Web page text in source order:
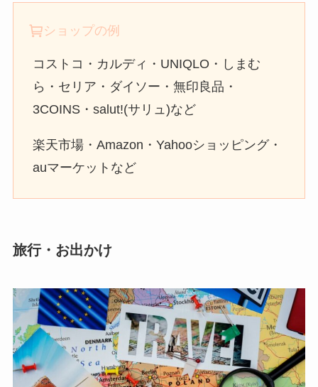
ショップの例
コストコ・カルディ・UNIQLO・しまむ
ら・セリア・ダイソー・無印良品・
3COINS・salut!(サリュ)など
楽天市場・Amazon・Yahooショッピング・
auマーケットなど
旅行・お出かけ